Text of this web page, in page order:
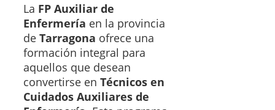
La FP Auxiliar de
Enfermería en la provincia
de Tarragona ofrece una
formación integral para
aquellos que desean
convertirse en Técnicos en
Cuidados Auxiliares de